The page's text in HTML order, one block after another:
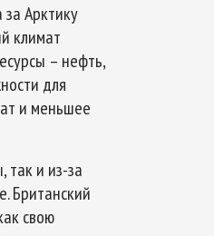
Арктику
климат
– нефть,
для
и меньшее
так и из-за
Британский
свою